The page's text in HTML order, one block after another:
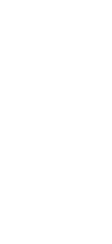
du cours
du cours